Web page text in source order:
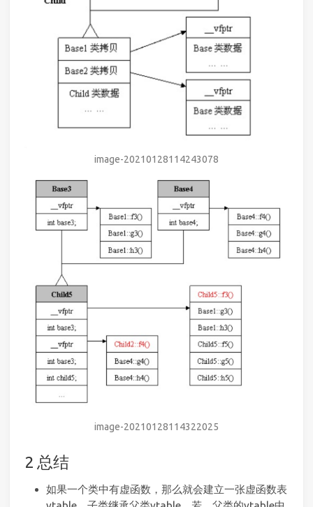
image-20210128114243078
image-20210128114322025
总结
如果一个类中有虚函数，那么就会建立一张虚函数表